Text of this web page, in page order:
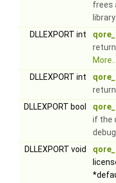
frees
DLLEXPORT int
DLLEXPORT int
DLLEXPORT bool
if the
DLLEXPORT void